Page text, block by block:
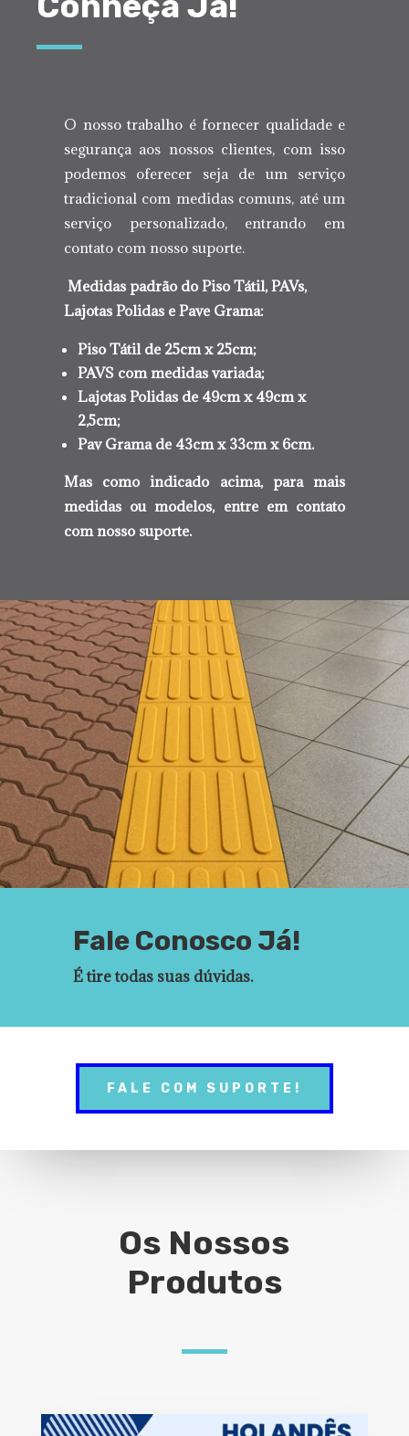
O nosso trabalho é fornecer qualidade e
segurança aos nossos clientes, com isso
podemos oferecer seja de um serviço
tradicional com medidas comuns, até um
serviço personalizado, entrando em
contato com nosso suporte.
Medidas padrão do Piso Tátil, PAVs,
Lajotas Polidas e Pave Grama:
Piso Tátil de 25cm x 25cm;
PAVS com medidas variada;
Lajotas Polidas de 49cm x 49cm x
2,5cm;
Pav Grama de 43cm x 33cm x 6cm.
Mas como indicado acima, para mais
medidas ou modelos, entre em contato
com nosso suporte.
Fale Conosco Já!
É tire todas suas dúvidas.
FALE COM SUPORTE!
Os Nossos
Produtos